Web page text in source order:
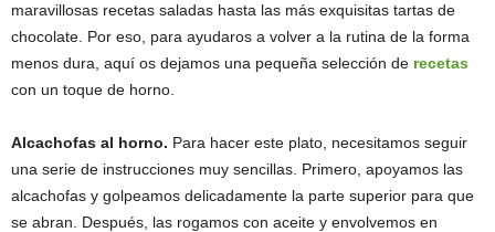
maravillosas recetas saladas hasta las más exquisitas tartas de
chocolate. Por eso, para ayudaros a volver a la rutina de la forma
menos dura, aquí os dejamos una pequeña selección de recetas
con un toque de horno.
Alcachofas al horno. Para hacer este plato, necesitamos seguir
una serie de instrucciones muy sencillas. Primero, apoyamos las
alcachofas y golpeamos delicadamente la parte superior para que
se abran. Después, las rogamos con aceite y envolvemos en